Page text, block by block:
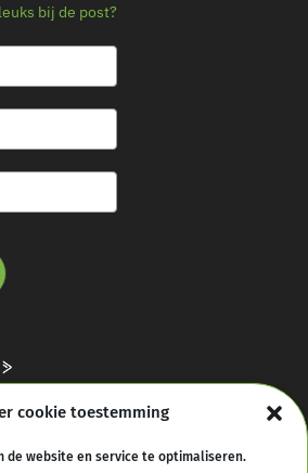
cookie toestemming
de website en service te optimaliseren.
bij de post?